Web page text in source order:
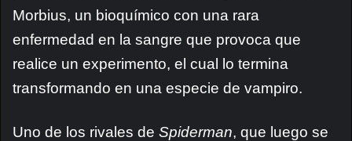
Morbius, un bioquímico con una rara
enfermedad en la sangre que provoca que
realice un experimento, el cual lo termina
transformando en una especie de vampiro.
Uno de los rivales de Spiderman, que luego se